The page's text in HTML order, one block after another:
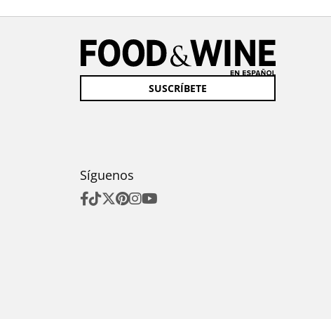
SUSCRÍBETE
Síguenos